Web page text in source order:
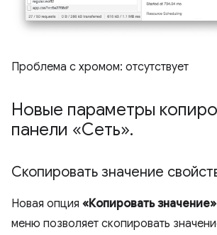
Проблема с хромом: отсутствует
Новые параметры
панели «Сеть».
Скопировать значение
Новая опция «Копировать значение»
меню позволяет скопировать